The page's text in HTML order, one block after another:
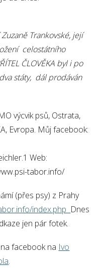
Trankovské, její
celostátního
ČLOVĚKA byl i po
státy, dál prodáván
výcvik psů, Ostrata,
Evropa. Můj facebook:
Web:
tabor.info/
(přes psy) z Prahy
index.php Dnes
jen pár fotek.
facebook na Ivo
.